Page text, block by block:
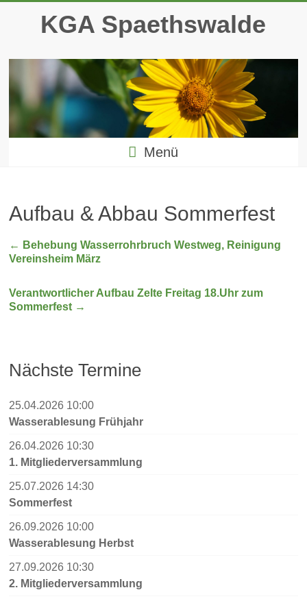
springenKGA Spaethswalde
Menü
Aufbau & Abbau Sommerfest
← Behebung Wasserrohrbruch Westweg, Reinigung
Vereinsheim März
Verantwortlicher Aufbau Zelte Freitag 18.Uhr zum
Sommerfest →
Nächste Termine
25.04.2026 10:00
Wasserablesung Frühjahr
26.04.2026 10:30
1. Mitgliederversammlung
25.07.2026 14:30
Sommerfest
26.09.2026 10:00
Wasserablesung Herbst
27.09.2026 10:30
2. Mitgliederversammlung